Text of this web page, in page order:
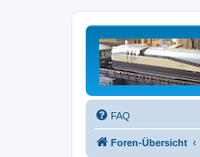
FAQ
Foren-Übersicht